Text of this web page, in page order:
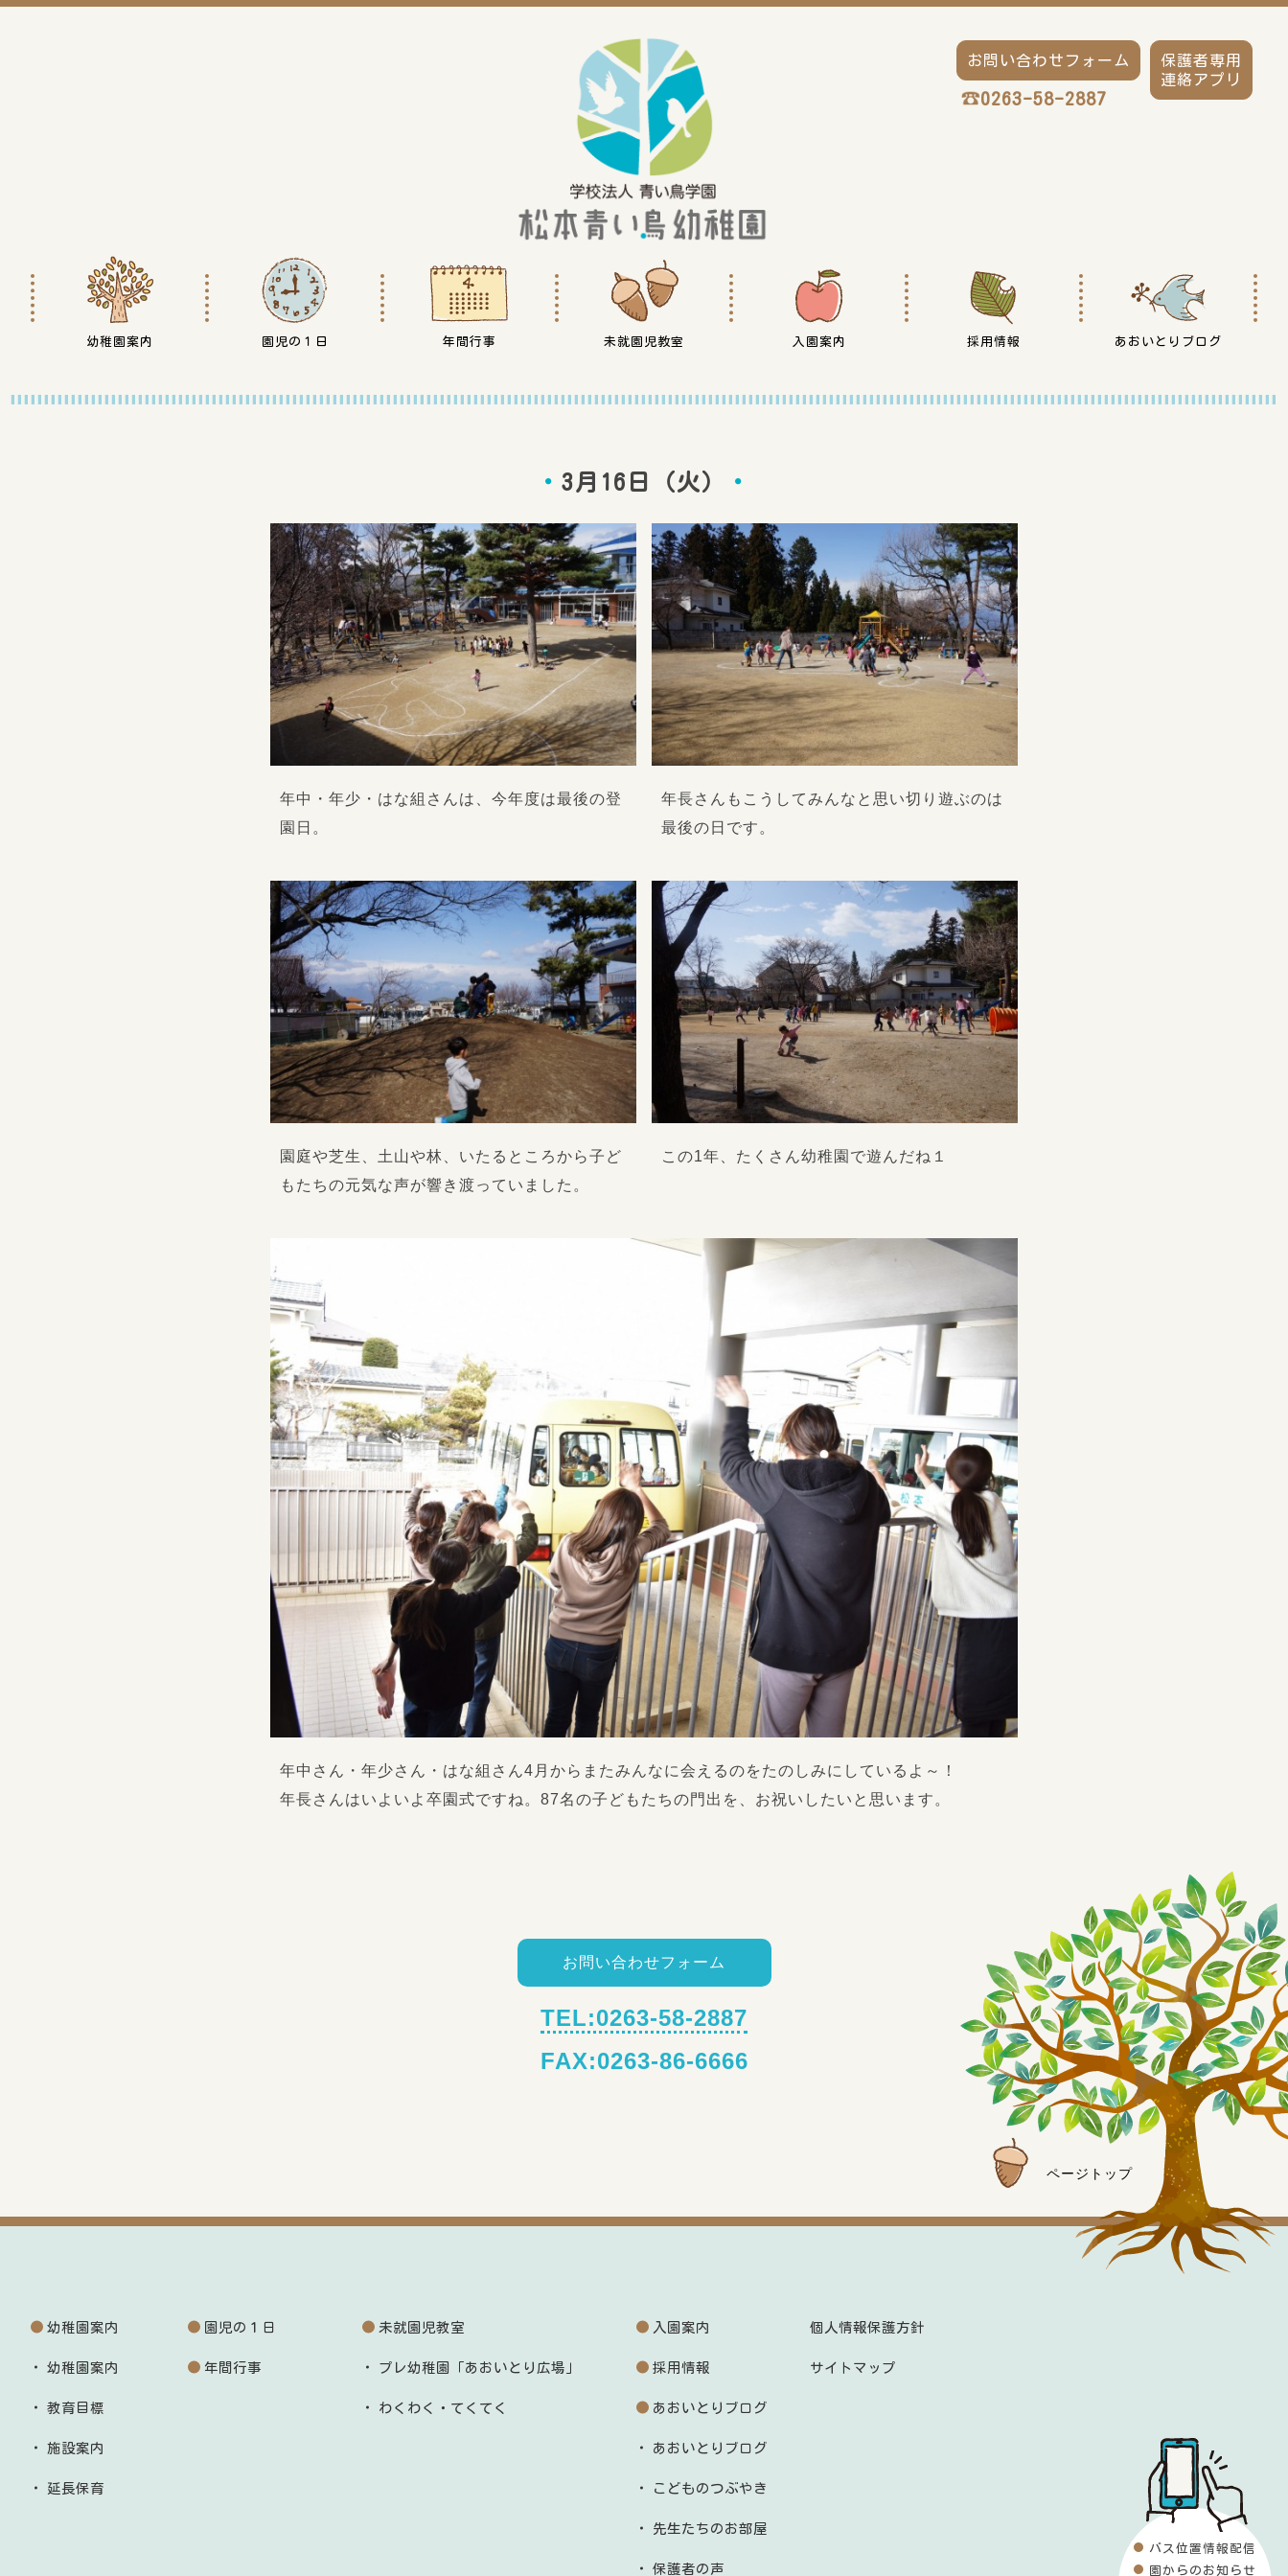
お問い合わせフォーム
0263-58-2887
保護者専用
連絡アプリ
幼稚園案内 園児の１日 年間行事 未就園児教室 入園案内 採用情報 あおいとりブログ
3月16日（火）
年中・年少・はな組さんは、今年度は最後の登
園日。
年長さんもこうしてみんなと思い切り遊ぶのは
最後の日です。
園庭や芝生、土山や林、いたるところから子ど
もたちの元気な声が響き渡っていました。
この1年、たくさん幼稚園で遊んだね１
年中さん・年少さん・はな組さん4月からまたみんなに会えるのをたのしみにしているよ～！
年長さんはいよいよ卒園式ですね。87名の子どもたちの門出を、お祝いしたいと思います。
お問い合わせフォーム
TEL:0263-58-2887
FAX:0263-86-6666
ページトップ
幼稚園案内
幼稚園案内
教育目標
施設案内
延長保育
園児の１日
年間行事
未就園児教室
プレ幼稚園「あおいとり広場」
わくわく・てくてく
入園案内
採用情報
あおいとりブログ
あおいとりブログ
こどものつぶやき
先生たちのお部屋
保護者の声
個人情報保護方針
サイトマップ
バス位置情報配信
園からのお知らせ